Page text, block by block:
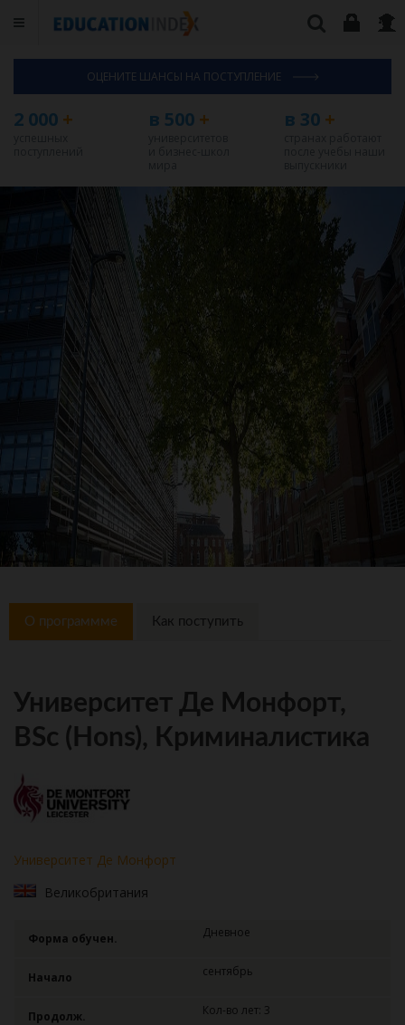
ОЦЕНИТЕ ШАНСЫ НА ПОСТУПЛЕНИЕ
2 000 + в 500 + в 30+
О программме Как поступить
Университет Де Монфорт,
BSc (Hons), Криминалистика
Университет Де Монфорт
Великобритания
Форма обучен. Дневное
Начало сентябрь
Продолж. Кол-во лет: 3